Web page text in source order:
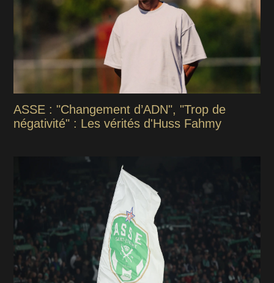
ASSE : "Changement d’ADN", "Trop de
négativité" : Les vérités d'Huss Fahmy